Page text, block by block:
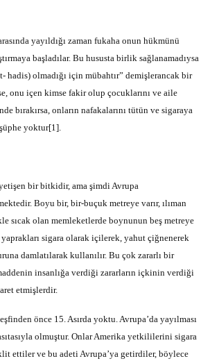
yayıldığı zaman fukaha onun hükmünü
başladılar. Bu hususta birlik sağlanamadıysa
hadis) olmadığı için mübahtır” demişlerancak bir
onu içen kimse fakir olup çocuklarını ve aile
bırakırsa, onların nafakalarını tütün ve sigaraya
yoktur[1].
bir bitkidir, ama şimdi Avrupa
Boyu bir, bir-buçuk metreye varır, ılıman
sıcak olan memleketlerde boynunun beş metreye
yaprakları sigara olarak içilerek, yahut çiğnenerek
damlatılarak kullanılır. Bu çok zararlı bir
insanlığa verdiği zararların içkinin verdiği
etmişlerdir.
önce 15. Asırda yoktu. Avrupa’da yayılması
olmuştur. Onlar Amerika yetkililerini sigara
ettiler ve bu adeti Avrupa’ya getirdiler, böylece